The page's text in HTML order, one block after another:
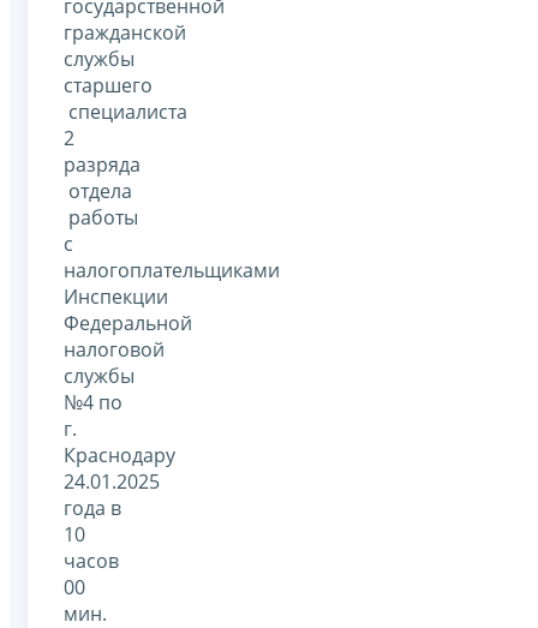
государственной
гражданской
службы
старшего
специалиста
2
разряда
отдела
работы
с
налогоплательщиками
Инспекции
Федеральной
налоговой
службы
№4 по
г.
Краснодару
24.01.2025
года в
10
часов
00
мин.